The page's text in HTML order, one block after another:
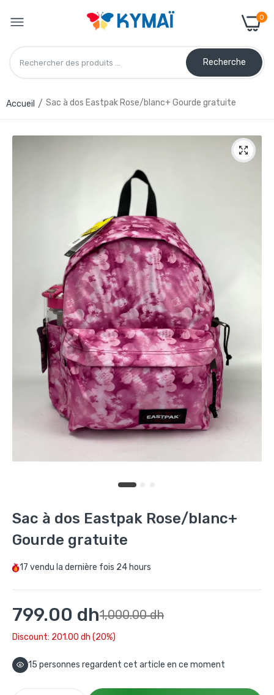
0
Recherche
Accueil Sac à dos Eastpak Rose/blanc+ Gourde gratuite
Sac à dos Eastpak Rose/blanc+
Gourde gratuite
17 vendu la dernière fois 24 hours
799.00 dh1,000.00 dh
Discount: 201.00 dh (20%)
15 personnes regardent cet article en ce moment